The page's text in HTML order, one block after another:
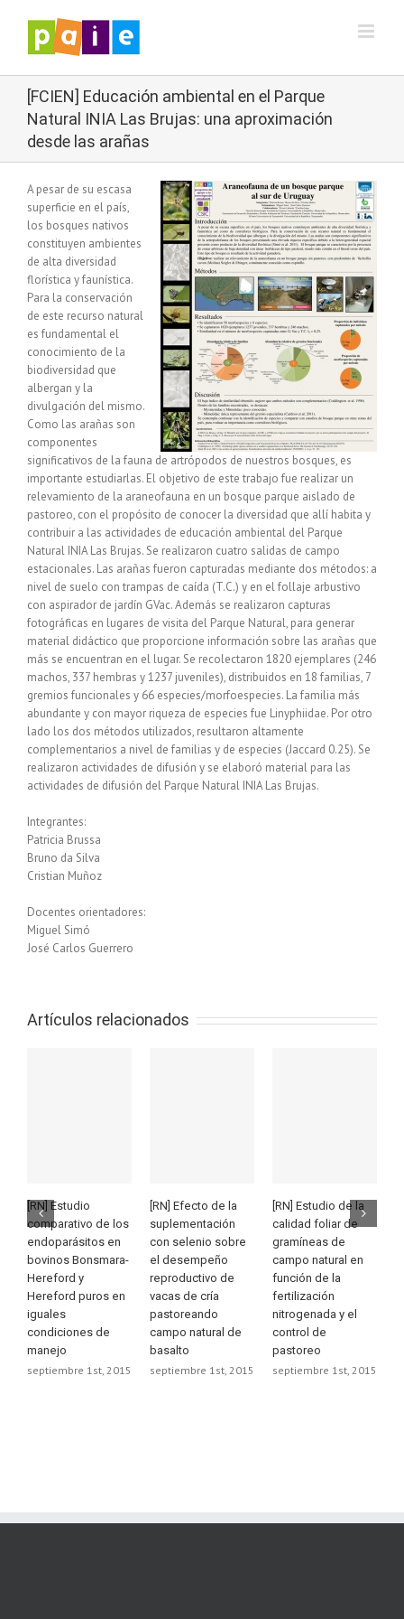
contenido
[FCIEN] Educación ambiental en el Parque
Natural INIA Las Brujas: una aproximación
desde las arañas
A pesar de su escasa
superficie en el país,
los bosques nativos
constituyen ambientes
de alta diversidad
florística y faunística.
Para la conservación
de este recurso natural
es fundamental el
conocimiento de la
biodiversidad que
albergan y la
divulgación del mismo.
Como las arañas son
componentes
significativos de la fauna de artrópodos de nuestros bosques, es
importante estudiarlas. El objetivo de este trabajo fue realizar un
relevamiento de la araneofauna en un bosque parque aislado de
pastoreo, con el propósito de conocer la diversidad que allí habita y
contribuir a las actividades de educación ambiental del Parque
Natural INIA Las Brujas. Se realizaron cuatro salidas de campo
estacionales. Las arañas fueron capturadas mediante dos métodos: a
nivel de suelo con trampas de caída (T.C.) y en el follaje arbustivo
con aspirador de jardín GVac. Además se realizaron capturas
fotográficas en lugares de visita del Parque Natural, para generar
material didáctico que proporcione información sobre las arañas que
más se encuentran en el lugar. Se recolectaron 1820 ejemplares (246
machos, 337 hembras y 1237 juveniles), distribuidos en 18 familias, 7
gremios funcionales y 66 especies/morfoespecies. La familia más
abundante y con mayor riqueza de especies fue Linyphiidae. Por otro
lado los dos métodos utilizados, resultaron altamente
complementarios a nivel de familias y de especies (Jaccard 0.25). Se
realizaron actividades de difusión y se elaboró material para las
actividades de difusión del Parque Natural INIA Las Brujas.
Integrantes:
Patricia Brussa
Bruno da Silva
Cristian Muñoz
Docentes orientadores:
Miguel Simó
José Carlos Guerrero
Artículos relacionados
[RN] Estudio
comparativo de los
endoparásitos en
bovinos Bonsmara-
Hereford y
Hereford puros en
iguales
condiciones de
manejo
septiembre 1st, 2015
[RN] Efecto de la
suplementación
con selenio sobre
el desempeño
reproductivo de
vacas de cría
pastoreando
campo natural de
basalto
septiembre 1st, 2015
[RN] Estudio de la
calidad foliar de
gramíneas de
campo natural en
función de la
fertilización
nitrogenada y el
control de
pastoreo
septiembre 1st, 2015